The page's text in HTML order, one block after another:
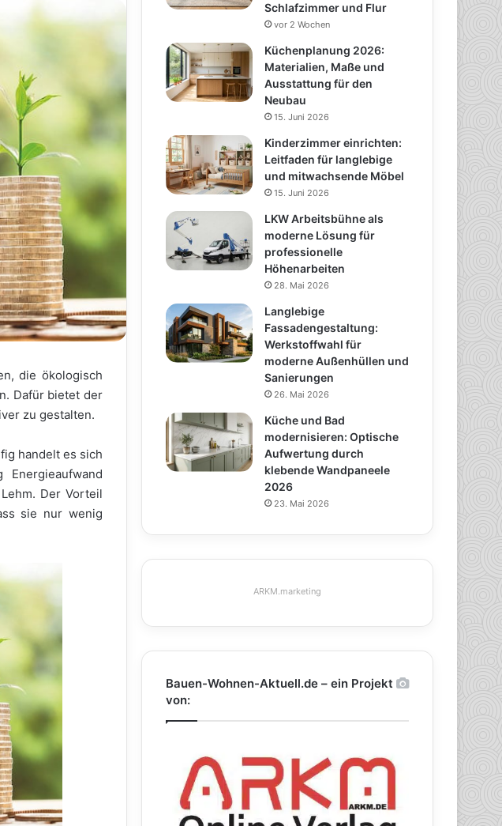
die ökologisch
Dafür bietet der
zu gestalten.
handelt es sich
Der Vorteil
sie nur wenig
Schlafzimmer und Flur
vor 2 Wochen
Küchenplanung 2026:
Materialien, Maße und
Ausstattung für den
Neubau
15. Juni 2026
Kinderzimmer einrichten:
Leitfaden für langlebige
und mitwachsende Möbel
15. Juni 2026
LKW Arbeitsbühne als
moderne Lösung für
professionelle
Höhenarbeiten
28. Mai 2026
Langlebige
Fassadengestaltung:
Werkstoffwahl für
moderne Außenhüllen und
Sanierungen
26. Mai 2026
Küche und Bad
modernisieren: Optische
Aufwertung durch
klebende Wandpaneele
2026
23. Mai 2026
ARKM.marketing
Bauen-Wohnen-Aktuell.de – ein Projekt
von: